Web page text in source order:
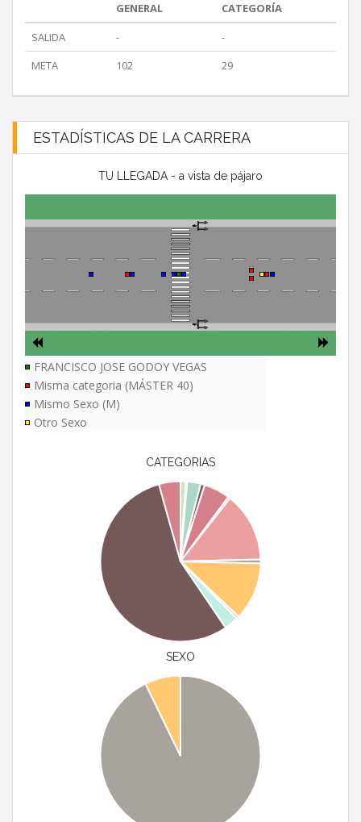
GENERAL
CATEGORÍA
SALIDA
-
-
META
102 29
ESTADÍSTICAS DE LA CARRERA
TU LLEGADA - a vista de pájaro
FRANCISCO JOSE GODOY VEGAS
Misma categoria (MÁSTER 40)
Mismo Sexo (M)
Otro Sexo
CATEGORIAS
SEXO